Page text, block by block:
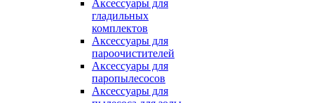
Аксессуары для
гладильных
комплектов
Аксессуары для
пароочистителей
Аксессуары для
паропылесосов
Аксессуары для